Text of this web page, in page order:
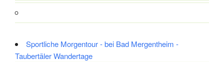
Sportliche Morgentour - bei Bad Mergentheim -
Taubertäler Wandertage